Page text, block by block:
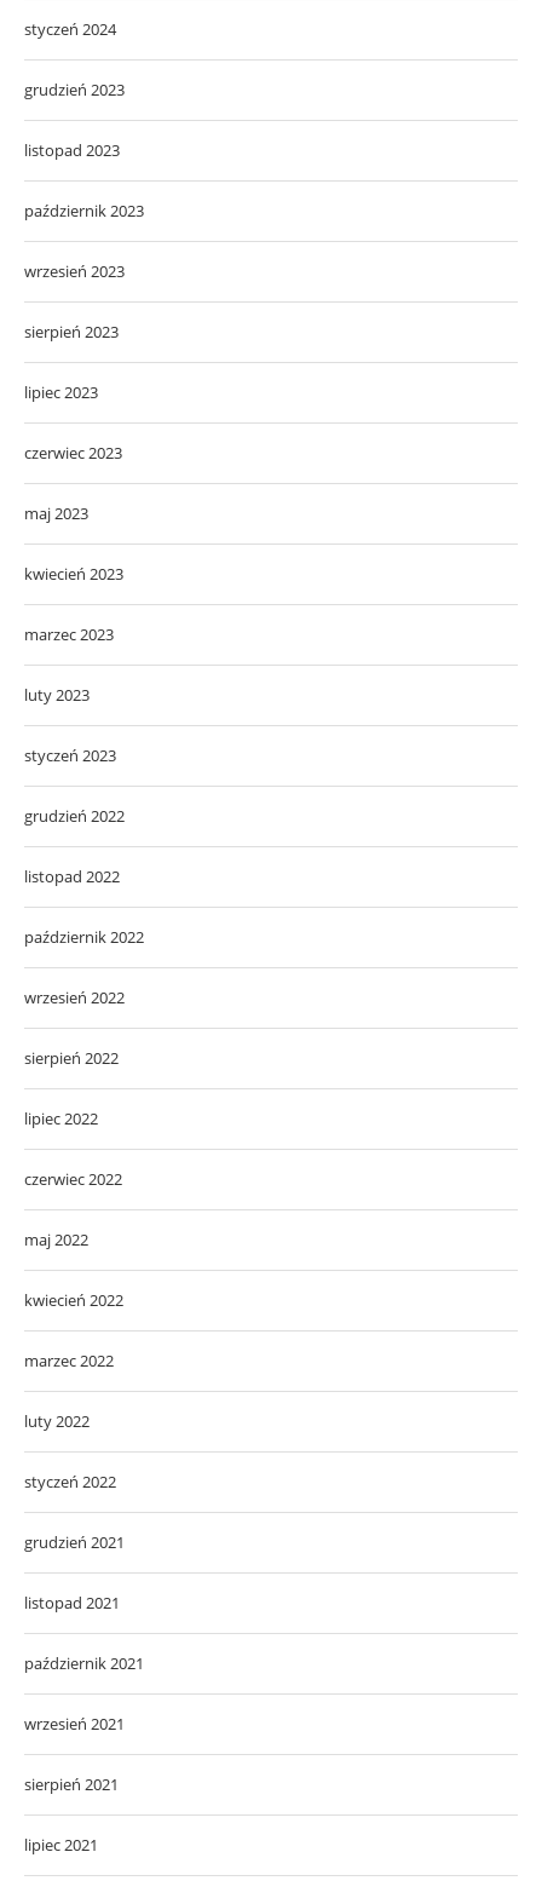
styczeń 2024
grudzień 2023
listopad 2023
październik 2023
wrzesień 2023
sierpień 2023
lipiec 2023
czerwiec 2023
maj 2023
kwiecień 2023
marzec 2023
luty 2023
styczeń 2023
grudzień 2022
listopad 2022
październik 2022
wrzesień 2022
sierpień 2022
lipiec 2022
czerwiec 2022
maj 2022
kwiecień 2022
marzec 2022
luty 2022
styczeń 2022
grudzień 2021
listopad 2021
październik 2021
wrzesień 2021
sierpień 2021
lipiec 2021